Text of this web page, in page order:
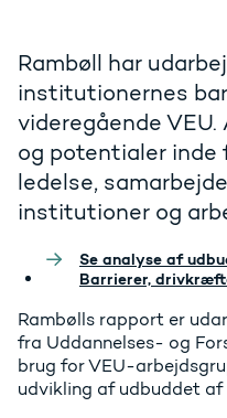
Rambøll har
institutionernes
videregående
og potentialer inde
ledelse,
institutioner og
Se analyse af
Barrierer,
Rambølls rapport er
fra Uddannelses- og
brug for VEU-
udvikling af udbuddet af